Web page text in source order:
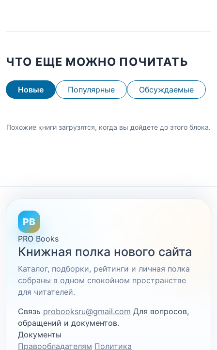
ЧТО ЕЩЕ МОЖНО ПОЧИТАТЬ
Новые Популярные Обсуждаемые
Похожие книги загрузятся, когда вы дойдете до этого блока.
PB
PRO Books
Книжная полка нового сайта
Каталог, подборки, рейтинги и личная полка
собраны в одном спокойном пространстве
для читателей.
Связь probooksru@gmail.com Для вопросов,
обращений и документов.
Документы
Правообладателям Политика